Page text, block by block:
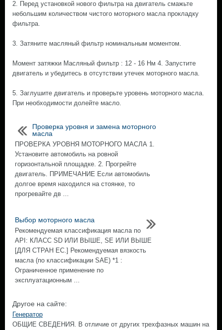
2. Перед установкой нового фильтра на двигатель смажьте
небольшим количеством чистого моторного масла прокладку
фильтра.
3. Затяните масляный фильтр номинальным моментом.
Момент затяжки Масляный фильтр : 12 - 16 Нм 4. Запустите
двигатель и убедитесь в отсутствии утечек моторного масла.
5. Заглушите двигатель и проверьте уровень моторного масла.
При необходимости долейте масло.
Проверка уровня и замена моторного
масла
ПРОВЕРКА УРОВНЯ МОТОРНОГО МАСЛА 1.
Установите автомобиль на ровной
горизонтальной площадке. 2. Прогрейте
двигатель. ПРИМЕЧАНИЕ Если автомобиль
долгое время находился на стоянке, то
прогревайте дв ...
Выбор моторного масла
Рекомендуемая классификация масла по
API: КЛАСС SD ИЛИ ВЫШЕ, SE ИЛИ ВЫШЕ
[ДЛЯ СТРАН EC.] Рекомендуемая вязкость
масла (по классификации SAE) *1 :
Ограниченное применение по
эксплуатационным ...
Другое на сайте:
Генератор
ОБЩИЕ СВЕДЕНИЯ. В отличие от других трехфазных машин на